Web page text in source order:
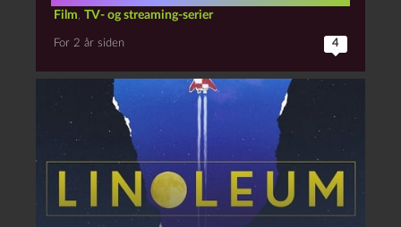
Film TV- og streaming-serier
For 2 år siden 4